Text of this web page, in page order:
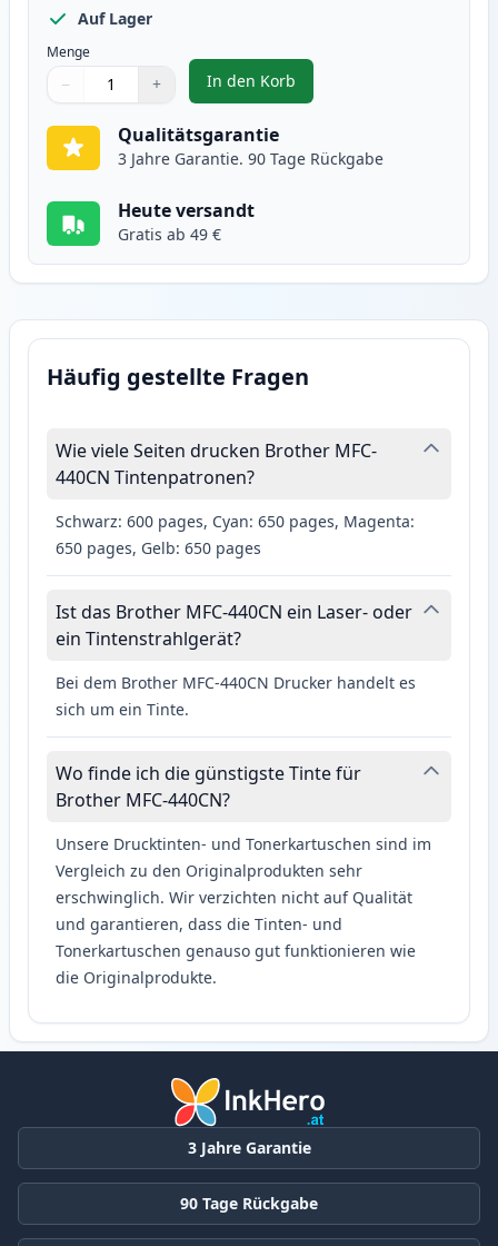
Auf Lager
Menge
Verwenden Sie die Tasten, um anzupassen
− +
1
In den Korb
, 2 stück Brother LC1000Y gelb
Qualitätsgarantie
3 Jahre Garantie. 90 Tage Rückgabe
Heute versandt
Gratis ab 49 €
Häufig gestellte Fragen
Wie viele Seiten drucken Brother MFC-
440CN Tintenpatronen?
Schwarz: 600 pages, Cyan: 650 pages, Magenta:
650 pages, Gelb: 650 pages
Ist das Brother MFC-440CN ein Laser- oder
ein Tintenstrahlgerät?
Bei dem Brother MFC-440CN Drucker handelt es
sich um ein Tinte.
Wo finde ich die günstigste Tinte für
Brother MFC-440CN?
Unsere Drucktinten- und Tonerkartuschen sind im
Vergleich zu den Originalprodukten sehr
erschwinglich. Wir verzichten nicht auf Qualität
und garantieren, dass die Tinten- und
Tonerkartuschen genauso gut funktionieren wie
die Originalprodukte.
3 Jahre Garantie
90 Tage Rückgabe